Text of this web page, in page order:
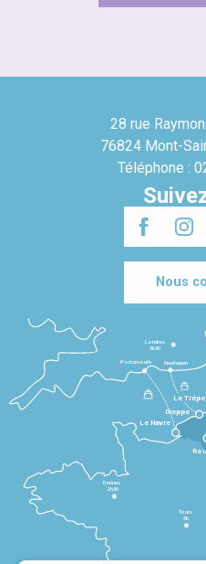
28 rue
76824 Mont-
Téléphone :
Nous
Le Havre
Dieppe
Le
Rennes
2h30
Tours
3h
Londres
3h30
Newhaven
Portsmouth